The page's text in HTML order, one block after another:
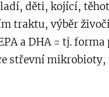
děti, kojící,
traktu, výběr
a DHA = tj.
střevní mikrobioty,